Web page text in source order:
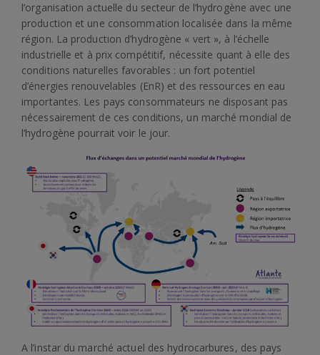
l’organisation actuelle du secteur de l’hydrogène avec une
production et une consommation localisée dans la même
région. La production d’hydrogène « vert », à l’échelle
industrielle et à prix compétitif, nécessite quant à elle des
conditions naturelles favorables : un fort potentiel
d’énergies renouvelables (EnR) et des ressources en eau
importantes. Les pays consommateurs ne disposant pas
nécessairement de ces conditions, un marché mondial de
l’hydrogène pourrait voir le jour.
A l’instar du marché actuel des hydrocarbures, des pays